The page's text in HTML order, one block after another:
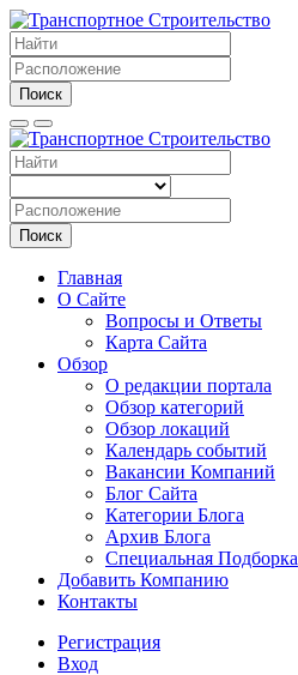
Поиск
Поиск
Главная
О Сайте
Вопросы и Ответы
Карта Сайта
Обзор
О редакции портала
Обзор категорий
Обзор локаций
Календарь событий
Вакансии Компаний
Блог Сайта
Категории Блога
Архив Блога
Специальная Подборка
Добавить Компанию
Контакты
Регистрация
Вход